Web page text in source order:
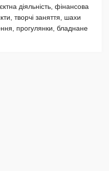
діяльність, фінансова
творчі заняття, шахи
прогулянки, бладнане